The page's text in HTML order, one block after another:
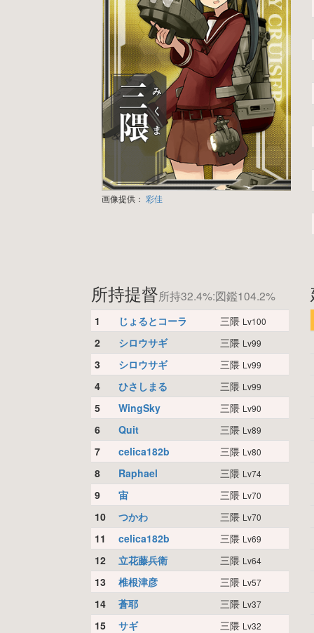
画像提供： 彩佳
所持提督所持32.4%:図鑑104.2%
1 じょるとコーラ 三隈 Lv100
2 シロウサギ 三隈 Lv99
3 シロウサギ 三隈 Lv99
4 ひさしまる 三隈 Lv99
5 WingSky 三隈 Lv90
6 Quit 三隈 Lv89
7 celica182b 三隈 Lv80
8 Raphael 三隈 Lv74
9 宙 三隈 Lv70
10 つかわ 三隈 Lv70
11 celica182b 三隈 Lv69
12 立花藤兵衛 三隈 Lv64
13 椎根津彦 三隈 Lv57
14 蒼耶 三隈 Lv37
15 サギ 三隈 Lv32